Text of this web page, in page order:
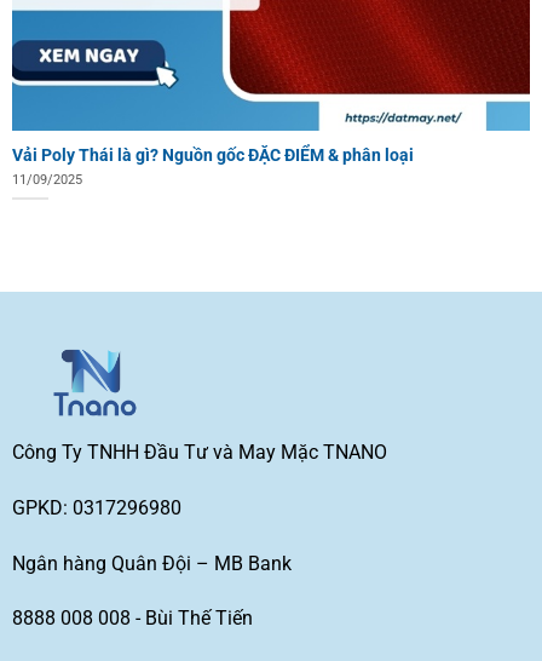
Vải Poly Thái là gì? Nguồn gốc ĐẶC ĐIỂM & phân loại
11/09/2025
Công Ty TNHH Đầu Tư và May Mặc TNANO
GPKD: 0317296980
Ngân hàng Quân Đội – MB Bank
8888 008 008 - Bùi Thế Tiến